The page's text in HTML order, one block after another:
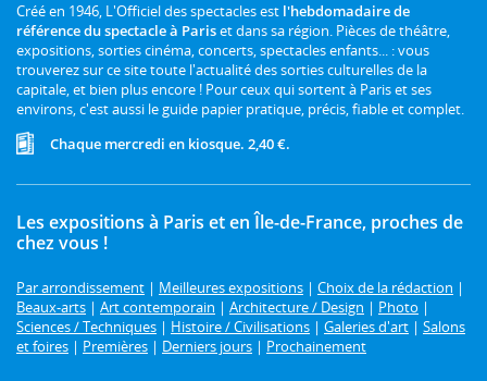
Créé en 1946, L'Officiel des spectacles est l'hebdomadaire de
référence du spectacle à Pariset dans sa région. Pièces de théâtre,
expositions, sorties cinéma, concerts, spectacles enfants... : vous
trouverez sur ce site toute l'actualité des sorties culturelles de la
capitale, et bien plus encore ! Pour ceux qui sortent à Paris et ses
environs, c'est aussi le guide papier pratique, précis, fiable et complet.
Chaque mercredi en kiosque. 2,40 €.
Les expositions à Paris et en Île-de-France, proches de
chez vous !
Par arrondissement | Meilleures expositions | Choix de la rédaction |
Beaux-arts | Art contemporain | Architecture / Design | Photo |
Sciences / Techniques | Histoire / Civilisations | Galeries d'art | Salons
et foires | Premières | Derniers jours | Prochainement